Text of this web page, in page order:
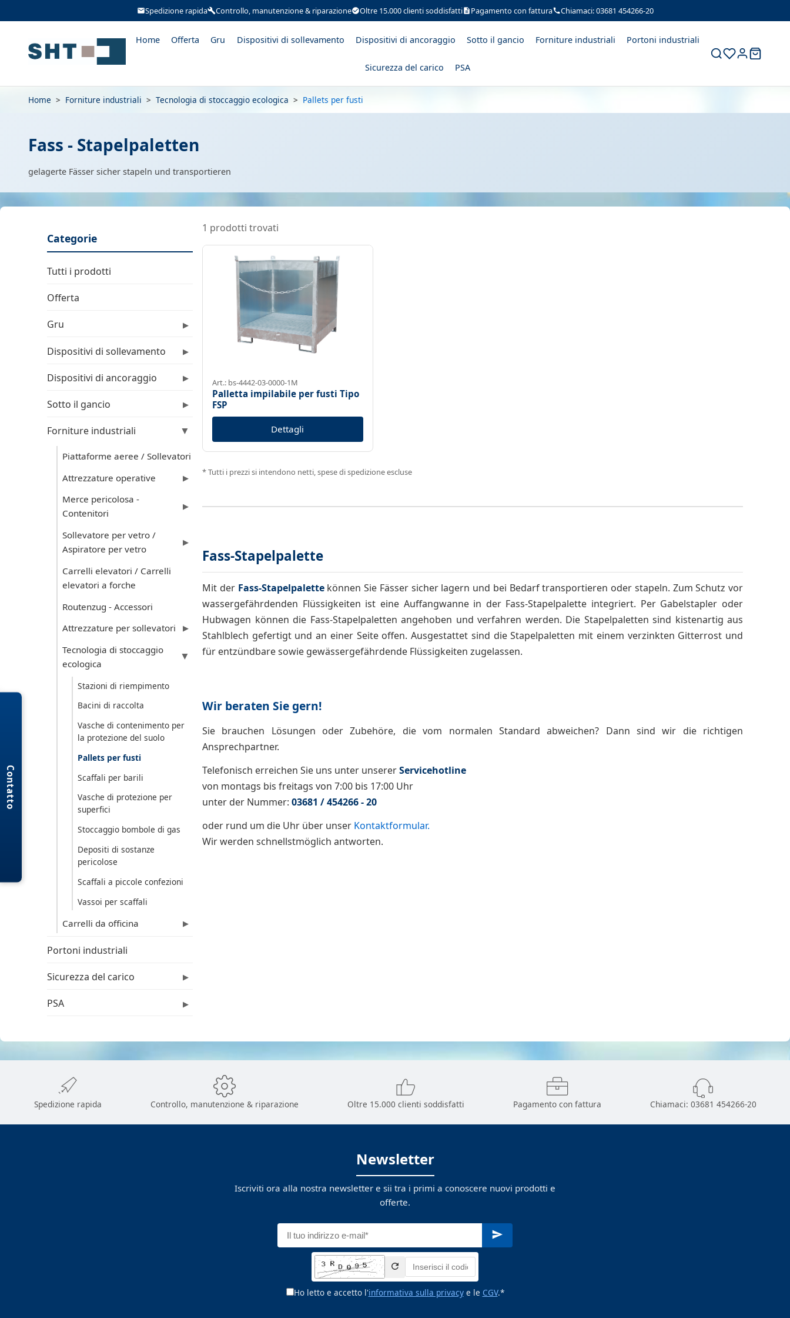
Contatto
Spedizione rapida Controllo, manutenzione & riparazione Oltre 15.000 clienti soddisfatti Pagamento con fattura Chiamaci: 03681 454266-20
Home Offerta Gru Dispositivi di sollevamento Dispositivi di ancoraggio Sotto il gancio Forniture industriali Portoni industriali
Sicurezza del carico PSA
Home > Forniture industriali > Tecnologia di stoccaggio ecologica > Pallets per fusti
Fass - Stapelpaletten
gelagerte Fässer sicher stapeln und transportieren
Categorie
Tutti i prodotti
Offerta
Gru ▶
Dispositivi di sollevamento ▶
Dispositivi di ancoraggio ▶
Sotto il gancio ▶
Forniture industriali ▶
Piattaforme aeree / Sollevatori
Attrezzature operative
▶
Merce pericolosa -
Contenitori
▶
Sollevatore per vetro /
Aspiratore per vetro
▶
Carrelli elevatori / Carrelli
elevatori a forche
Routenzug - Accessori
Attrezzature per sollevatori
▶
Tecnologia di stoccaggio
ecologica
▶
Stazioni di riempimento
Bacini di raccolta
Vasche di contenimento per
la protezione del suolo
Pallets per fusti
Scaffali per barili
Vasche di protezione per
superfici
Stoccaggio bombole di gas
Depositi di sostanze
pericolose
Scaffali a piccole confezioni
Vassoi per scaffali
Carrelli da officina ▶
Portoni industriali
Sicurezza del carico ▶
PSA ▶
1 prodotti trovati
Art.: bs-4442-03-0000-1M
Palletta impilabile per fusti Tipo
FSP
Dettagli
* Tutti i prezzi si intendono netti, spese di spedizione escluse
Fass-Stapelpalette
Mit der Fass-Stapelpalettekönnen Sie Fässer sicher lagern und bei Bedarf transportieren oder stapeln. Zum Schutz vor
wassergefährdenden Flüssigkeiten ist eine Auffangwanne in der Fass-Stapelpalette integriert. Per Gabelstapler oder
Hubwagen können die Fass-Stapelpaletten angehoben und verfahren werden. Die Stapelpaletten sind kistenartig aus
Stahlblech gefertigt und an einer Seite offen. Ausgestattet sind die Stapelpaletten mit einem verzinkten Gitterrost und
für entzündbare sowie gewässergefährdende Flüssigkeiten zugelassen.
Wir beraten Sie gern!
Sie brauchen Lösungen oder Zubehöre, die vom normalen Standard abweichen? Dann sind wir die richtigen
Ansprechpartner.
Telefonisch erreichen Sie uns unter unsererServicehotline
von montags bis freitags von 7:00 bis 17:00 Uhr
unter der Nummer: 03681 / 454266 - 20
oder rund um die Uhr über unser Kontaktformular.
Wir werden schnellstmöglich antworten.
Spedizione rapida Controllo, manutenzione & riparazione Oltre 15.000 clienti soddisfatti Pagamento con fattura Chiamaci: 03681 454266-20
Newsletter
Iscriviti ora alla nostra newsletter e sii tra i primi a conoscere nuovi prodotti e
offerte.
Ho letto e accetto l'informativa sulla privacye le CGV.*